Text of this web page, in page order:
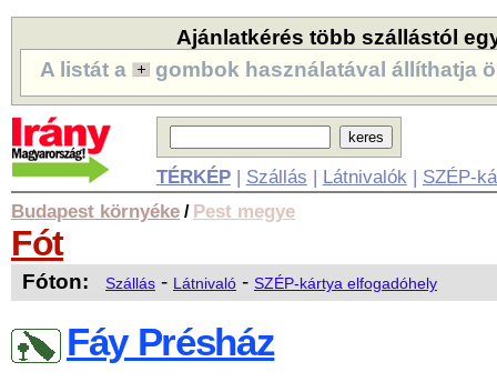
Ajánlatkérés több szállástól
A listát a
gombok használatával állíthatja
TÉRKÉP| Szállás | Látnivalók | SZÉP-
Budapest környéke / Pest megye
Fót
Fóton: Szállás - Látnivaló - SZÉP-kártya elfogadóhely
Fáy Présház